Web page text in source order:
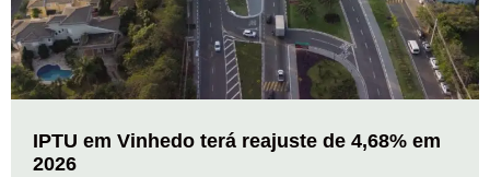
IPTU em Vinhedo terá reajuste de 4,68% em
2026